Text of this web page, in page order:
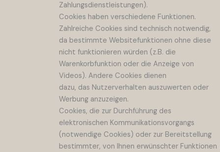
Zahlungsdienstleistungen).
Cookies haben verschiedene Funktionen.
Zahlreiche Cookies sind technisch notwendig,
da bestimmte Websitefunktionen ohne diese
nicht funktionieren würden (z.B. die
Warenkorbfunktion oder die Anzeige von
Videos). Andere Cookies dienen
dazu, das Nutzerverhalten auszuwerten oder
Werbung anzuzeigen.
Cookies, die zur Durchführung des
elektronischen Kommunikationsvorgangs
(notwendige Cookies) oder zur Bereitstellung
bestimmter, von Ihnen erwünschter Funktionen